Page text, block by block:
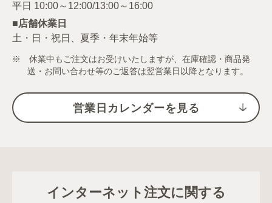
■店舗休業日
土・日・祝日、夏季・年末年始等
※ 休業中もご注文はお受けいたしますが、在庫確認・商品発
送・お問い合わせ等のご返答は翌営業日以降となります。
営業日カレンダーを見る
インターネット注文に関する